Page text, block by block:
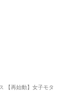
【再始動】女子モタ